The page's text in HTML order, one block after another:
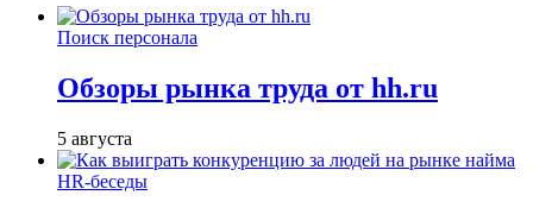
Поиск персонала
Обзоры рынка труда от hh.ru
5 августа
HR-беседы